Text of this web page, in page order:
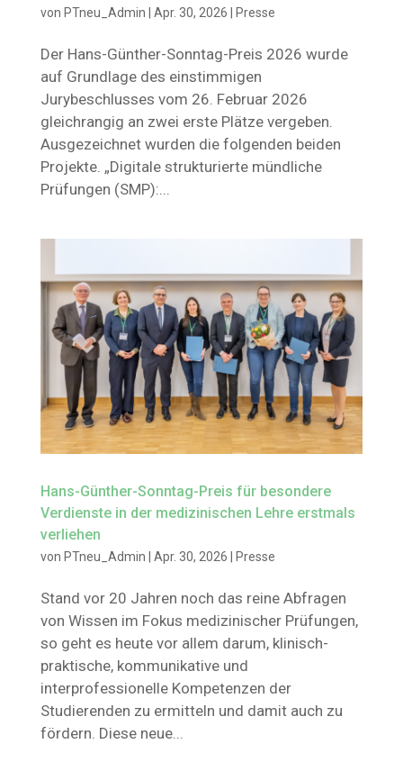
von PTneu_Admin | Apr. 30, 2026 | Presse
Der Hans-Günther-Sonntag-Preis 2026 wurde
auf Grundlage des einstimmigen
Jurybeschlusses vom 26. Februar 2026
gleichrangig an zwei erste Plätze vergeben.
Ausgezeichnet wurden die folgenden beiden
Projekte. „Digitale strukturierte mündliche
Prüfungen (SMP):...
Hans-Günther-Sonntag-Preis für besondere
Verdienste in der medizinischen Lehre erstmals
verliehen
von PTneu_Admin Apr. 30, 2026 Presse
Stand vor 20 Jahren noch das reine Abfragen
von Wissen im Fokus medizinischer Prüfungen,
so geht es heute vor allem darum, klinisch-
praktische, kommunikative und
interprofessionelle Kompetenzen der
Studierenden zu ermitteln und damit auch zu
fördern. Diese neue...